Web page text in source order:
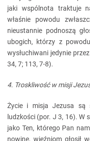
jaki wspólnota traktuje
właśnie powodu
nieustannie podnoszą
ubogich, którzy z
wysłuchiwani jedynie
34, 7; 113, 7-8).
4. Troskliwość w misji
Życie i misja Jezusa są
ludzkości (por. J 3, 16). W
jako Ten, którego Pan
nowinę, więźniom głosił